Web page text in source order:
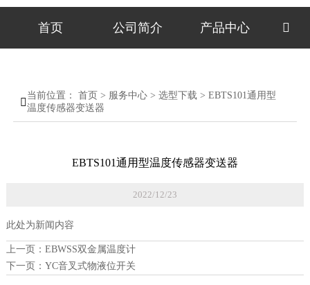
首页 公司简介 产品中心 

当前位置： 首页 > 服务中心> 选型下载 > EBTS101通用型
温度传感器变送器
EBTS101通用型温度传感器变送器
2022/12/23
此处为新闻内容
上一页： EBWSS双金属温度计
下一页： YC音叉式物液位开关